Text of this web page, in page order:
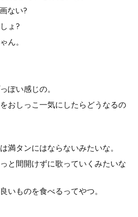
ない?
ょ?
ん。
ぽい感じの。
おしっこ一気にしたらどうなるの
満タンにはならないみたいな。
と間開けずに歌っていくみたいな
いものを食べるってやつ。